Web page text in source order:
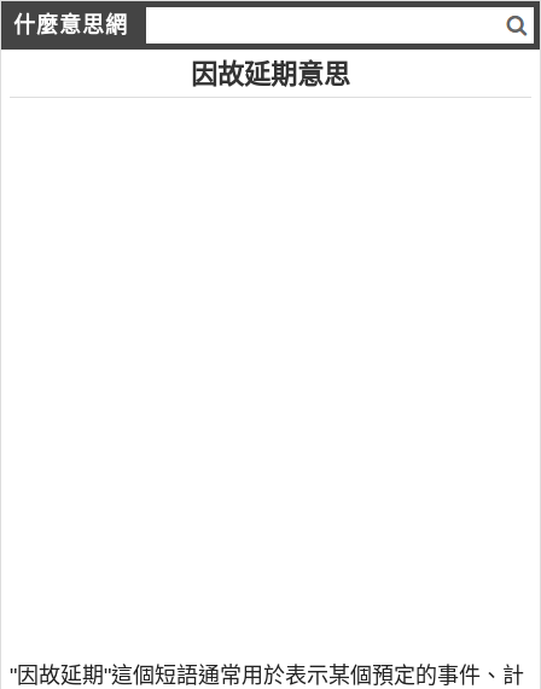
什麼意思網
因故延期意思
"因故延期"這個短語通常用於表示某個預定的事件、計